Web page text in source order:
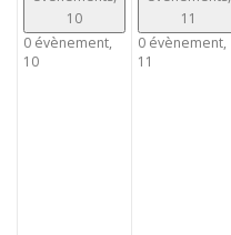
10
0 évènement,
10
11
0 évènement,
11